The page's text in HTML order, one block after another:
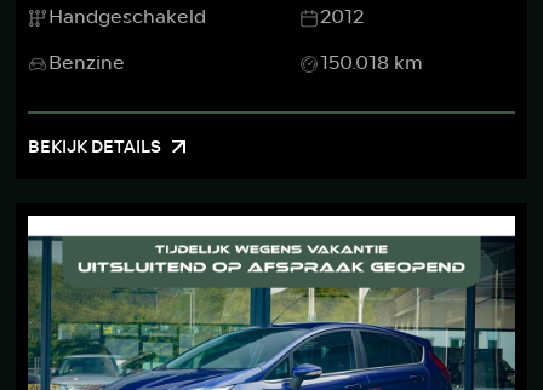
Handgeschakeld
2012
Benzine
150.018 km
BEKIJK DETAILS